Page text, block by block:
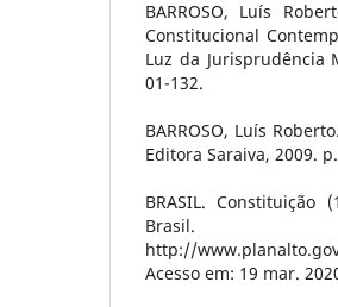
BARROSO, Luís
Constitucional
Luz da Jurisprudência
01-132.
BARROSO, Luís
Editora Saraiva, 2009.
BRASIL. Constituição
Brasil.
http://
Acesso em: 19 mar.